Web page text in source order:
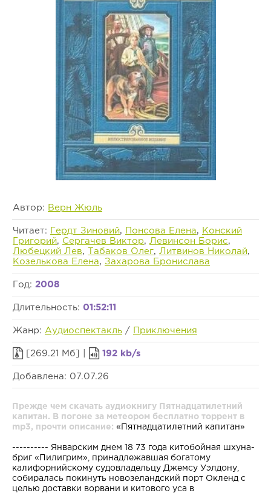
Автор: Верн Жюль
Читает: Гердт Зиновий, Понсова Елена,
Конский
Григорий, Сергачев Виктор, Левинсон Борис,
Любецкий Лев, Табаков Олег, Литвинов Николай,
Козелькова Елена, Захарова Бронислава
Год: 2008
Длительность: 01:52:11
Жанр: Аудиоспектакль / Приключения
[269.21 Мб] | 192 kb/s
Добавлена: 07.07.26
Прежде чем скачать аудиокнигу Пятнадцатилетний
капитан. В погоне за метеором бесплатно торрент в
mp3, прочти описание: «Пятнадцатилетний капитан»
---------- Январским днем 18 73 года китобойная шхуна-
бриг «Пилигрим», принадлежавшая богатому
калифорнийскому судовладельцу Джемсу Уэлдону,
собиралась покинуть новозеландский порт Окленд с
целью доставки ворвани и китового уса в